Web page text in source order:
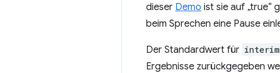
dieser Demo ist sie auf „true“
beim Sprechen eine Pause
Der Standardwert für
Ergebnisse zurückgegeben